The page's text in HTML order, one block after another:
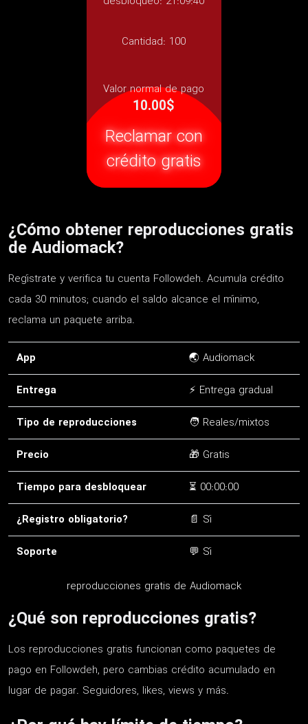
Cantidad: 100
Valor normal de pago
10.00$
Reclamar con
crédito gratis
¿Cómo obtener reproducciones gratis
de Audiomack?
Regístrate y verifica tu cuenta Followdeh. Acumula crédito
cada 30 minutos; cuando el saldo alcance el mínimo,
reclama un paquete arriba.
App
🌏 Audiomack
Entrega
⚡ Entrega gradual
Tipo de reproducciones
🧑 Reales/mixtos
Precio
🎁 Gratis
Tiempo para desbloquear
⏳ 00:00:00
¿Registro obligatorio?
📄 Sí
Soporte
💬 Sí
reproducciones gratis de Audiomack
¿Qué son reproducciones gratis?
Los reproducciones gratis funcionan como paquetes de
pago en Followdeh, pero cambias crédito acumulado en
lugar de pagar. Seguidores, likes, views y más.